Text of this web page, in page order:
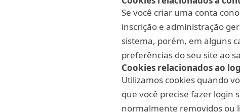
Se você criar uma conta
inscrição e administração
sistema, porém, em alguns
preferências do seu site ao
Cookies relacionados ao
Utilizamos cookies quando
que você precise fazer login
normalmente removidos ou